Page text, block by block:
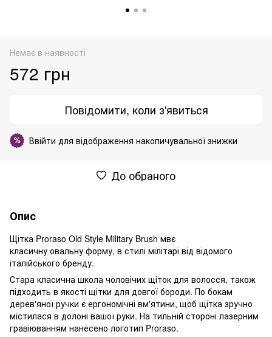
Немає в наявності
572 грн
Повідомити, коли з'явиться
% Ввійти для відображення накопичувальної знижки
До обраного
Опис
Щітка Proraso Old Style Military Brush мвє
класичну овальну форму, в стилі мілітарі від відомого
італійського бренду.
Стара класична школа чоловічих щіток для волосся, також
підходить в якості щітки для довгої бороди. По бокам
дерев'яної ручки є ергономічні вм'ятини, щоб щітка зручно
містилася в долоні вашої руки. На тильній стороні лазерним
гравіюванням нанесено логотип Proraso.